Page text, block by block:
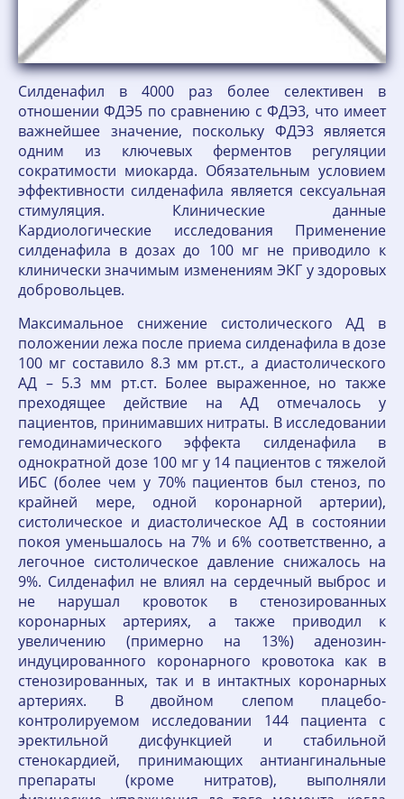
Силденафил в 4000 раз более селективен в
отношении ФДЭ5 по сравнению с ФДЭ3, что имеет
важнейшее значение, поскольку ФДЭ3 является
одним из ключевых ферментов регуляции
сократимости миокарда. Обязательным условием
эффективности силденафила является сексуальная
стимуляция. Клинические данные
Кардиологические исследования Применение
силденафила в дозах до 100 мг не приводило к
клинически значимым изменениям ЭКГ у здоровых
добровольцев.
Максимальное снижение систолического АД в
положении лежа после приема силденафила в дозе
100 мг составило 8.3 мм рт.ст., а диастолического
АД – 5.3 мм рт.ст. Более выраженное, но также
преходящее действие на АД отмечалось у
пациентов, принимавших нитраты. В исследовании
гемодинамического эффекта силденафила в
однократной дозе 100 мг у 14 пациентов с тяжелой
ИБС (более чем у 70% пациентов был стеноз, по
крайней мере, одной коронарной артерии),
систолическое и диастолическое АД в состоянии
покоя уменьшалось на 7% и 6% соответственно, а
легочное систолическое давление снижалось на
9%. Силденафил не влиял на сердечный выброс и
не нарушал кровоток в стенозированных
коронарных артериях, а также приводил к
увеличению (примерно на 13%) аденозин-
индуцированного коронарного кровотока как в
стенозированных, так и в интактных коронарных
артериях. В двойном слепом плацебо-
контролируемом исследовании 144 пациента с
эректильной дисфункцией и стабильной
стенокардией, принимающих антиангинальные
препараты (кроме нитратов), выполняли